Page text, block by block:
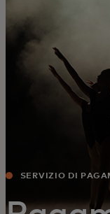
Per gli
SERVIZIO DI